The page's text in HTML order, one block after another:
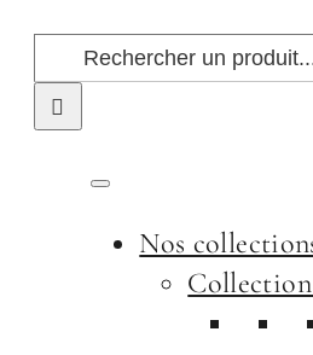
Passer
contenu
Rechercher:
Nos